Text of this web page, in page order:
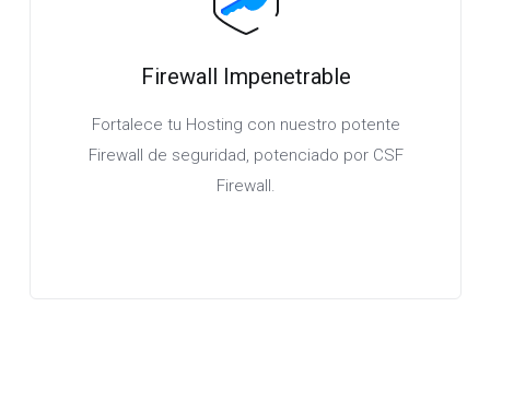
Firewall Impenetrable
Fortalece tu Hosting con nuestro potente
Firewall de seguridad, potenciado por CSF
Firewall.